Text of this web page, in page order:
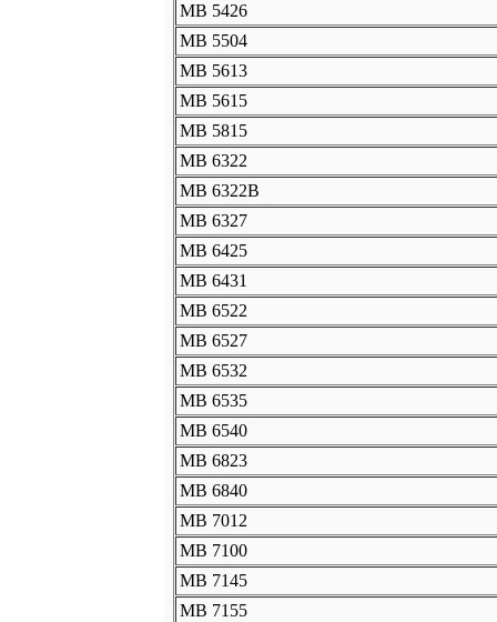
MB 5426
MB 5504
MB 5613
MB 5615
MB 5815
MB 6322
MB 6322B
MB 6327
MB 6425
MB 6431
MB 6522
MB 6527
MB 6532
MB 6535
MB 6540
MB 6823
MB 6840
MB 7012
MB 7100
MB 7145
MB 7155